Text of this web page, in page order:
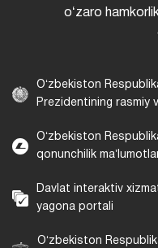
oʻzaro
Oʻzbekiston
Prezidentining rasmiy
Oʻzbekiston
qonunchilik
Davlat interaktiv
yagona portali
Oʻzbekiston